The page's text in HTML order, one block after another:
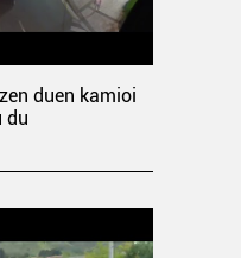
duen kamioi
du